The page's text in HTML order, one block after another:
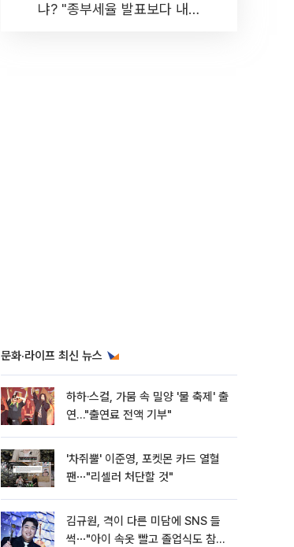
냐? "종부세율 발표보다 내릴
문화·라이프 최신 뉴스
하하·스컬, 가뭄 속 밀양 '물 축제' 출
연…"출연료 전액 기부"
'차쥐뿔' 이준영, 포켓몬 카드 열혈
팬⋯"리셀러 처단할 것"
김규원, 격이 다른 미담에 SNS 들
썩⋯"아이 속옷 빨고 졸업식도 참